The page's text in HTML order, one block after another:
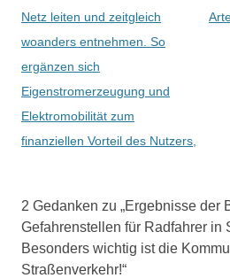
e
i
t
r
a
g
N
a
v
Netz leiten und zeitgleich
woanders entnehmen. So
ergänzen sich
Eigenstromerzeugung und
Elektromobilität zum
finanziellen Vorteil des Nutzers,
2 Gedanken zu „Ergebnisse der
Gefahrenstellen für Radfahrer in
Besonders wichtig ist die
Straßenverkehr!“